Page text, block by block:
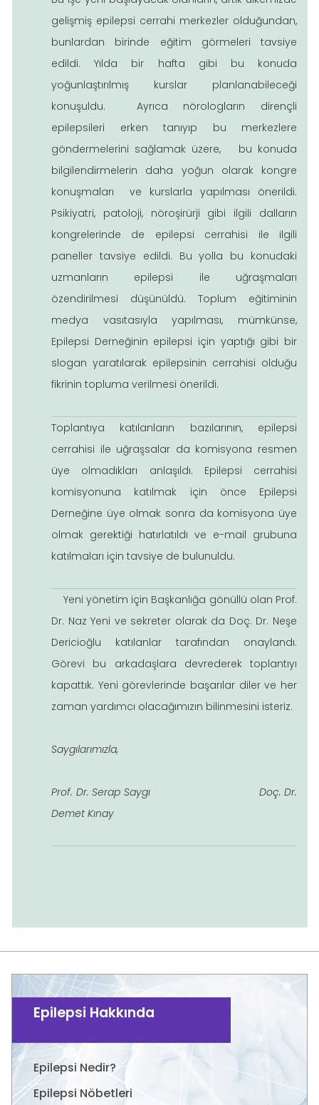
gelişmiş epilepsi cerrahi merkezler olduğundan,
bunlardan birinde eğitim görmeleri tavsiye
edildi. Yılda bir hafta gibi bu konuda
yoğunlaştırılmış kurslar planlanabileceği
konuşuldu. Ayrıca nörologların dirençli
epilepsileri erken tanıyıp bu merkezlere
göndermelerini sağlamak üzere, bu konuda
bilgilendirmelerin daha yoğun olarak kongre
konuşmaları ve kurslarla yapılması önerildi.
Psikiyatri, patoloji, nöroşirürji gibi ilgili dalların
kongrelerinde de epilepsi cerrahisi ile ilgili
paneller tavsiye edildi. Bu yolla bu konudaki
uzmanların epilepsi ile uğraşmaları
özendirilmesi düşünüldü. Toplum eğitiminin
medya vasıtasıyla yapılması, mümkünse,
Epilepsi Derneğinin epilepsi için yaptığı gibi bir
slogan yaratılarak epilepsinin cerrahisi olduğu
fikrinin topluma verilmesi önerildi.
Toplantıya katılanların bazılarının, epilepsi
cerrahisi ile uğraşsalar da komisyona resmen
üye olmadıkları anlaşıldı. Epilepsi cerrahisi
komisyonuna katılmak için önce Epilepsi
Derneğine üye olmak sonra da komisyona üye
olmak gerektiği hatırlatıldı ve e-mail grubuna
katılmaları için tavsiye de bulunuldu.
Yeni yönetim için Başkanlığa gönüllü olan Prof.
Dr. Naz Yeni ve sekreter olarak da Doç. Dr. Neşe
Dericioğlu katılanlar tarafından onaylandı.
Görevi bu arkadaşlara devrederek toplantıyı
kapattık. Yeni görevlerinde başarılar diler ve her
zaman yardımcı olacağımızın bilinmesini isteriz.
Saygılarımızla,
Prof. Dr. Serap Saygı Doç. Dr.
Demet Kınay
Epilepsi Hakkında
Epilepsi Nedir?
Epilepsi Nöbetleri